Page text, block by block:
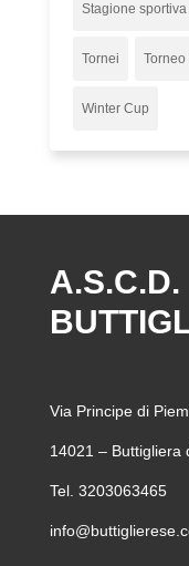
Stagione
Tornei Torneo
Winter Cup
A.S.C.D.
Via Principe di
14021 – Buttigliera
Tel. 3203063465